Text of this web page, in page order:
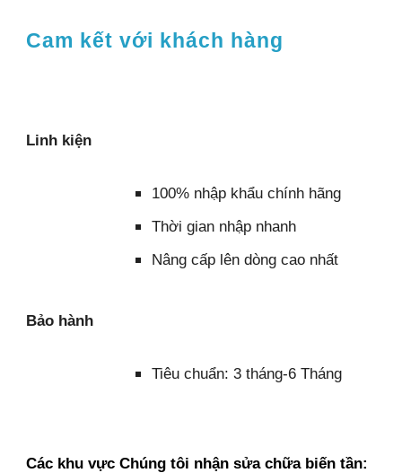
Cam kết với khách hàng
Linh kiện
100% nhập khẩu chính hãng
Thời gian nhập nhanh
Nâng cấp lên dòng cao nhất
Bảo hành
Tiêu chuẩn: 3 tháng-6 Tháng
Các khu vực Chúng tôi nhận sửa chữa biến tần: